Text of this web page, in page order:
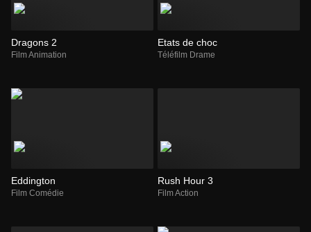
Dragons 2
Film Animation
Etats de choc
Téléfilm Drame
Eddington
Film Comédie
Rush Hour 3
Film Action